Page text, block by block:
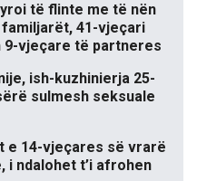
të flinte me të nën
41-vjeçari
9-vjeçare të partneres
ish-kuzhinierja 25-
sulmesh seksuale
e 14-vjeçares së vrarë
i ndalohet t’i afrohen